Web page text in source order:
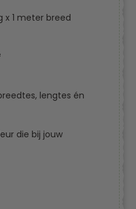
x 1 meter breed
lengtes én
die bij jouw